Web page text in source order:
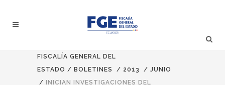
FISCALÍA GENERAL DEL
ESTADO / BOLETINES / 2013 / JUNIO
/
INICIAN INVESTIGACIONES DEL